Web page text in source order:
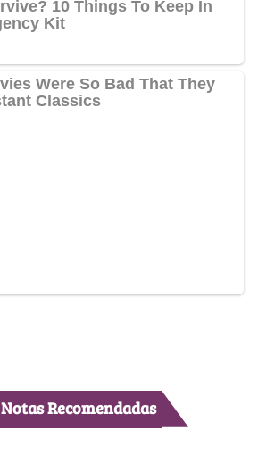
Notas Recomendadas